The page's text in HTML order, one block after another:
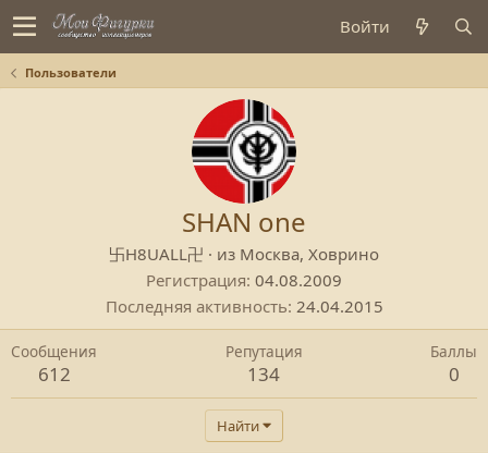
Войти
Пользователи
SHAN one
卐H8UALL卍 · из Москва, Ховрино
Регистрация 04.08.2009
Последняя активность 24.04.2015
Сообщения
612
Репутация
134
Баллы
0
Найти